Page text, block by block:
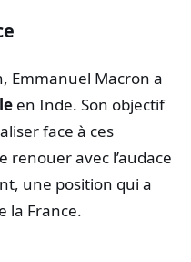
Emmanuel Macron a
en Inde. Son objectif
face à ces
renouer avec l’audace
une position qui a
la France.